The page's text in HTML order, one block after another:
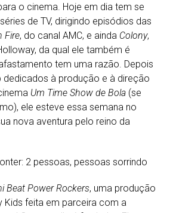
o cinema. Hoje em dia tem se
de TV, dirigindo episódios das
Fire, do canal AMC, e ainda Colony,
da qual ele também é
tem uma razão. Depois
à produção e à direção
Um Time Show de Bola (se
ele esteve essa semana no
nova aventura pelo reino da
Beat Power Rockers, uma produção
Kids feita em parceira com a